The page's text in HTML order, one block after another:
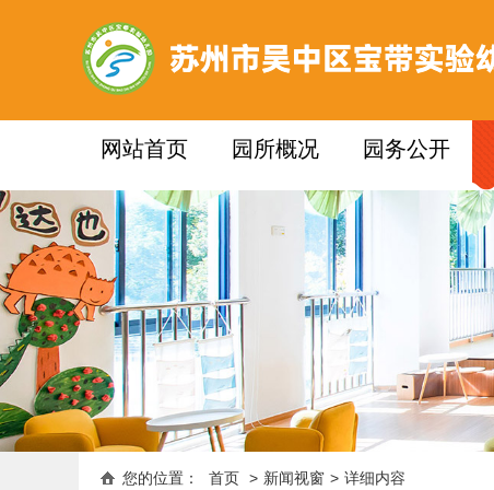
网站首页 园所概况 园务公开
您的位置： 首页 > 新闻视窗 > 详细内容